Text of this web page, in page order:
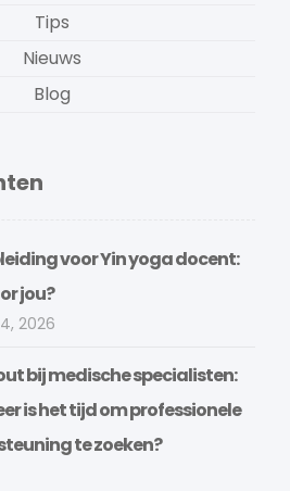
Tips
Nieuws
Blog
voor Yin yoga docent:
jou?
2026
bij medische specialisten:
is het tijd om professionele
te zoeken?